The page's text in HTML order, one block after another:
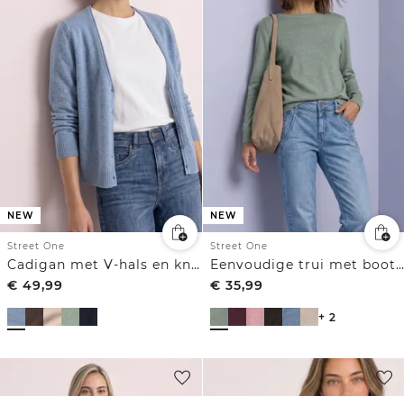
NEW
Street One
Cadigan met V-hals en knoopsluiting
€ 49,99
NEW
Street One
Eenvoudige trui met boothals
€ 35,99
+ 2